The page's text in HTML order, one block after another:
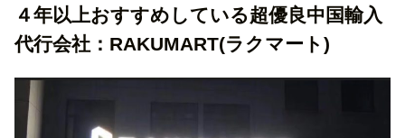
４年以上おすすめしている超優良中国輸入
代行会社：RAKUMART(ラクマート)